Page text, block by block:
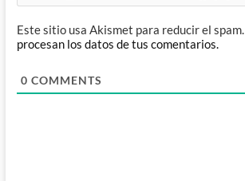
Este sitio usa Akismet para reducir el spam.
procesan los datos de tus comentarios.
0 COMMENTS